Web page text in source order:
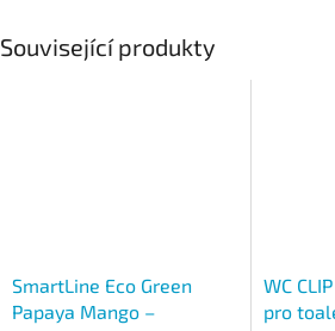
Související produkty
SmartLine Eco Green
Papaya Mango –
WC
pro